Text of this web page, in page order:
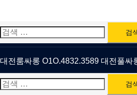
검
색:
유성룸싸롱 O1O.4832.3589 대전퍼
대전룸싸롱 O1O.4832.3589 대전풀싸
검